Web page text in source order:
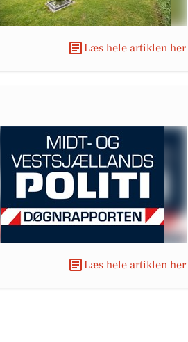
Læs hele artiklen her
Læs hele artiklen her